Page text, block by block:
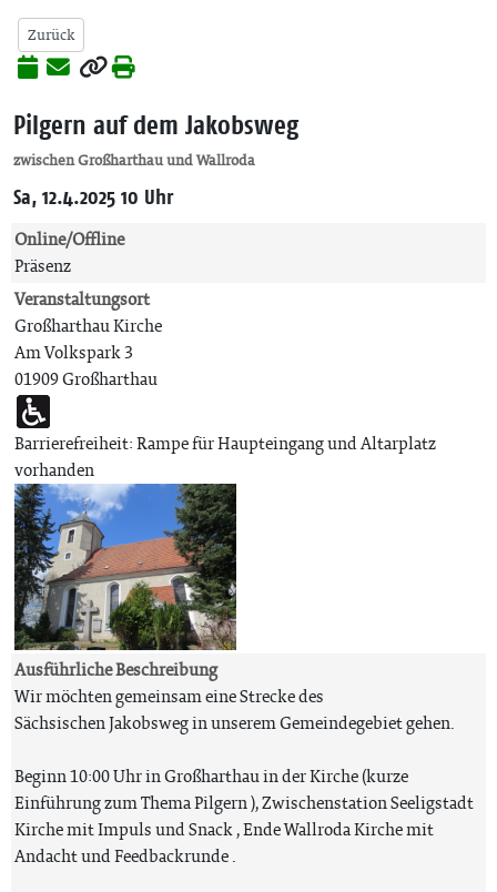
Zurück
Pilgern auf dem Jakobsweg
zwischen Großharthau und Wallroda
Sa, 12.4.2025 10 Uhr
Online/Offline
Präsenz
Veranstaltungsort
Großharthau Kirche
Am Volkspark 3
01909 Großharthau
Barrierefreiheit: Rampe für Haupteingang und Altarplatz
vorhanden
Ausführliche Beschreibung
Wir möchten gemeinsam eine Strecke des
Sächsischen Jakobsweg in unserem Gemeindegebiet gehen.
Beginn 10:00 Uhr in Großharthau in der Kirche (kurze
Einführung zum Thema Pilgern ), Zwischenstation Seeligstadt
Kirche mit Impuls und Snack , Ende Wallroda Kirche mit
Andacht und Feedbackrunde .